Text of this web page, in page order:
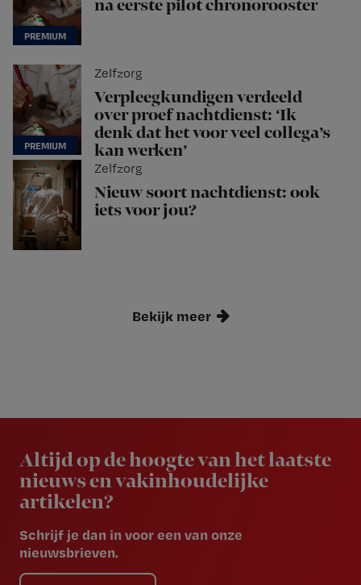
na eerste pilot chronorooster
Zelfzorg
Verpleegkundigen verdeeld
over proef nachtdienst: ‘Ik
denk dat het voor veel collega’s
kan werken’
Zelfzorg
Nieuw soort nachtdienst: ook
iets voor jou?
Bekijk meer
Altijd op de hoogte van het laatste
nieuws en vakinhoudelijke
artikelen?
Schrijf je dan in voor een van onze
nieuwsbrieven.